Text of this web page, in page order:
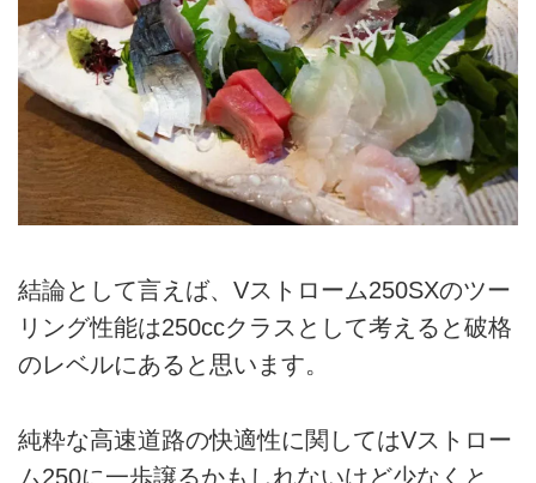
結論として言えば、Vストローム250SXのツー
リング性能は250ccクラスとして考えると破格
のレベルにあると思います。
純粋な高速道路の快適性に関してはVストロー
ム250に一歩譲るかもしれないけど少なくと